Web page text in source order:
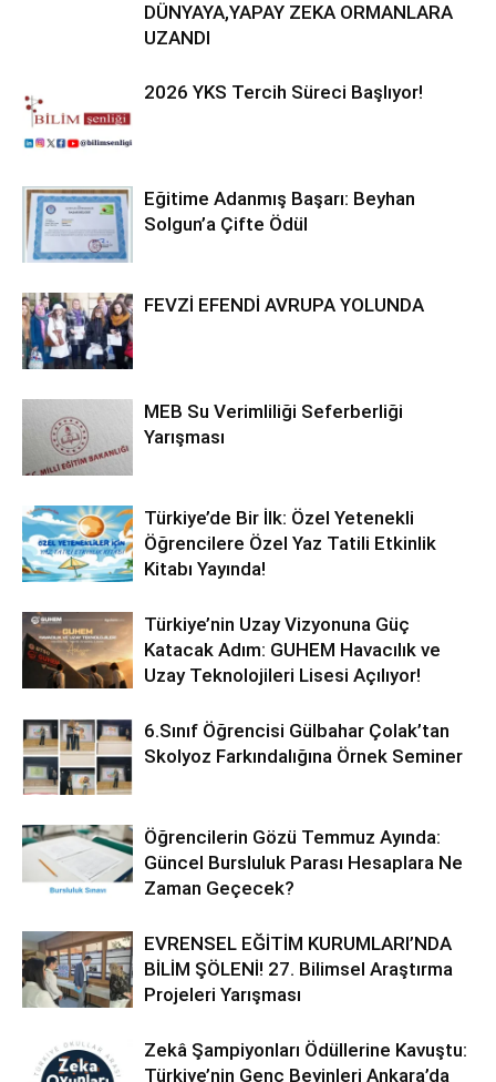
DÜNYAYA,YAPAY ZEKA ORMANLARA
UZANDI
2026 YKS Tercih Süreci Başlıyor!
Eğitime Adanmış Başarı: Beyhan
Solgun’a Çifte Ödül
FEVZİ EFENDİ AVRUPA YOLUNDA
MEB Su Verimliliği Seferberliği
Yarışması
Türkiye’de Bir İlk: Özel Yetenekli
Öğrencilere Özel Yaz Tatili Etkinlik
Kitabı Yayında!
Türkiye’nin Uzay Vizyonuna Güç
Katacak Adım: GUHEM Havacılık ve
Uzay Teknolojileri Lisesi Açılıyor!
6.Sınıf Öğrencisi Gülbahar Çolak’tan
Skolyoz Farkındalığına Örnek Seminer
Öğrencilerin Gözü Temmuz Ayında:
Güncel Bursluluk Parası Hesaplara Ne
Zaman Geçecek?
EVRENSEL EĞİTİM KURUMLARI’NDA
BİLİM ŞÖLENİ! 27. Bilimsel Araştırma
Projeleri Yarışması
Zekâ Şampiyonları Ödüllerine Kavuştu:
Türkiye’nin Genç Beyinleri Ankara’da